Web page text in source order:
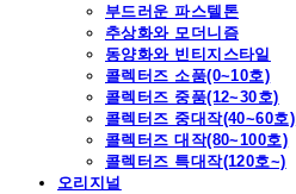
부드러운 파스텔톤
추상화와 모더니즘
동양화와 빈티지스타일
콜렉터즈 소품(0~10호)
콜렉터즈 중품(12~30호)
콜렉터즈 중대작(40~60호)
콜렉터즈 대작(80~100호)
콜렉터즈 특대작(120호~)
오리지널